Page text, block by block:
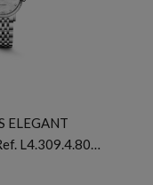
ELEGANT
L4.309.4.80…